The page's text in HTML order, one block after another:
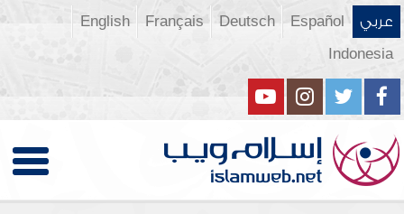
عربي Español
Deutsch
Français
English
Indonesia